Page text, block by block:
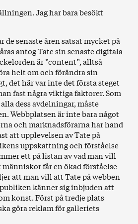
Jag har bara besökt
de senaste åren satsat mycket på
antog Tate sin senaste digitala
är ”content”, alltså
helt om och förändra sin
det här var inte det första steget
fast några viktiga faktorer. Som
dess avdelningar, måste
Webbplatsen är inte bara något
och marknadsförarna har hand
att upplevelsen av Tate på
uppskattning och förståelse
ett på listan av vad man vill
får en ökad förståelse
att man vill att Tate på webben
känner sig inbjuden att
konst. Först på tredje plats
göra reklam för galleriets